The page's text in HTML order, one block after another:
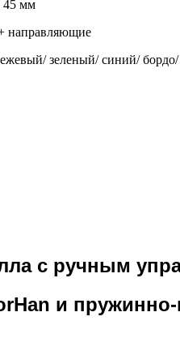
45 мм
направляющие
зеленый/ синий/ бордо/
с ручным
и